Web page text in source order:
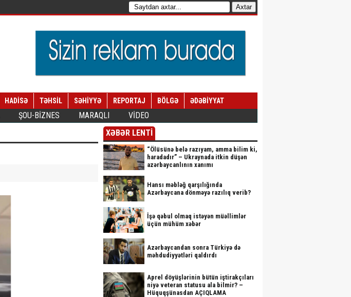
HADİSƏ TƏHSİL SƏHİYYƏ REPORTAJ BÖLGƏ ƏDƏBİYYAT
ŞOU-BİZNES MARAQLI VİDEO
XƏBƏR LENTİ
“Ölüsünə belə razıyam, amma bilim ki,
haradadır” – Ukraynada itkin düşən
azərbaycanlının xanımı
Hansı məbləğ qarşılığında
Azərbaycana dönməyə razılıq verib?
İşə qəbul olmaq istəyən müəllimlər
üçün mühüm xəbər
Azərbaycandan sonra Türkiyə də
məhdudiyyətləri qaldırdı
Aprel döyüşlərinin bütün iştirakçıları
niyə veteran statusu ala bilmir? –
Hüquqşünasdan AÇIQLAMA